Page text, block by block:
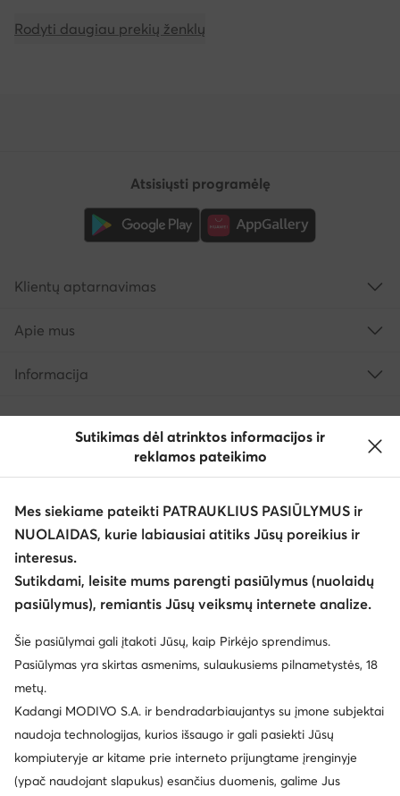
Rodyti daugiau prekių ženklų
Atsisiųsti programėlę
Klientų aptarnavimas
Apie mus
Informacija
© eavalyne.lt 2026
Taisyklės
Pakeisti nustatymus
Privatumo politika
Duomenų apsauga
Sutikimas dėl atrinktos informacijos ir
reklamos pateikimo
Mes siekiame pateikti PATRAUKLIUS PASIŪLYMUS ir
NUOLAIDAS, kurie labiausiai atitiks Jūsų poreikius ir
interesus.
Sutikdami, leisite mums parengti pasiūlymus (nuolaidų
pasiūlymus), remiantis Jūsų veiksmų internete analize.
Šie pasiūlymai gali įtakoti Jūsų, kaip Pirkėjo sprendimus.
Pasiūlymas yra skirtas asmenims, sulaukusiems pilnametystės, 18
metų.
Kadangi MODIVO S.A. ir bendradarbiaujantys su įmone subjektai
naudoja technologijas, kurios išsaugo ir gali pasiekti Jūsų
kompiuteryje ar kitame prie interneto prijungtame įrenginyje
(ypač naudojant slapukus) esančius duomenis, galime Jus